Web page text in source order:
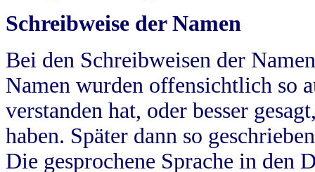
Schreibweise der Namen
Bei den Schreibweisen der
Namen wurden offensichtlich so
verstanden hat, oder besser
haben. Später dann so
Die gesprochene Sprache in